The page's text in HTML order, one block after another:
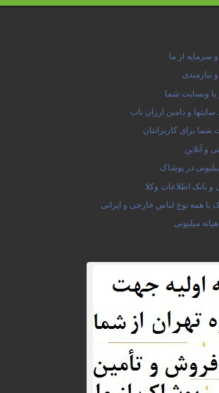
سرمایه از ما
نیازمندی
وبسایت شما
و دامین ارزان ناب
برای کاربرانتان
و آنلاین
در پوشاک
بانک اطلاعات وکلا
با همه نوع لباس خارجی و ایرانی
میلیونی